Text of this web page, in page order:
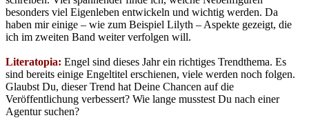
besonders viel Eigenleben entwickeln und wichtig werden. Da
haben mir einige – wie zum Beispiel Lilyth – Aspekte gezeigt, die
ich im zweiten Band weiter verfolgen will.
Literatopia: Engel sind dieses Jahr ein richtiges Trendthema. Es
sind bereits einige Engeltitel erschienen, viele werden noch folgen.
Glaubst Du, dieser Trend hat Deine Chancen auf die
Veröffentlichung verbessert? Wie lange musstest Du nach einer
Agentur suchen?